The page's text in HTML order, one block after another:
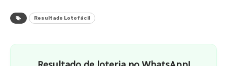
Resultado Lotofácil